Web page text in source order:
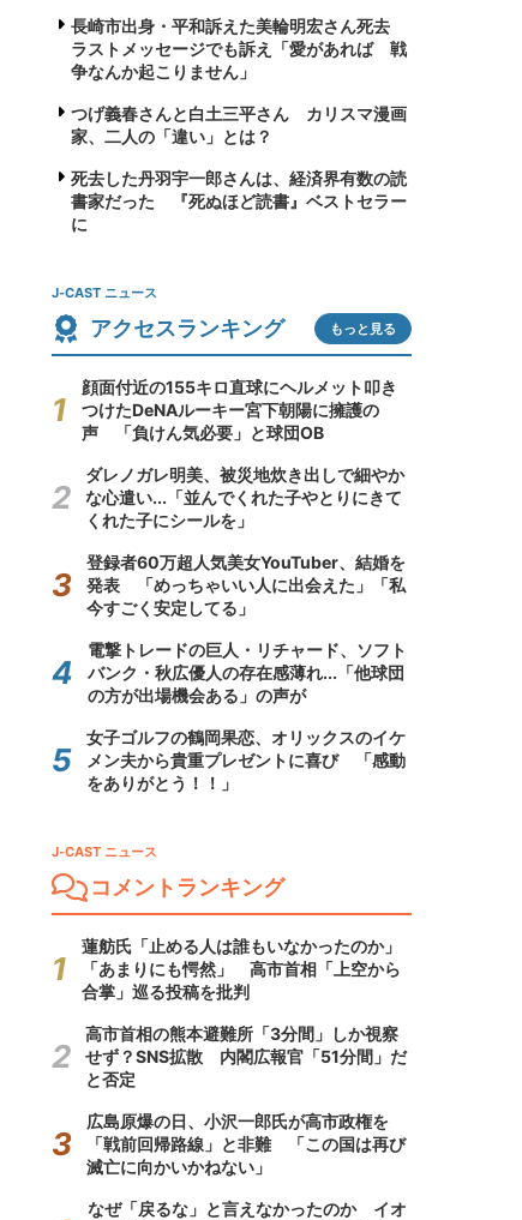
長崎市出身・平和訴えた美輪明宏さん死去
ラストメッセージでも訴え「愛があれば 戦
争なんか起こりません」
つげ義春さんと白土三平さん カリスマ漫画
家、二人の「違い」とは？
死去した丹羽宇一郎さんは、経済界有数の読
書家だった 『死ぬほど読書』ベストセラー
に
J-CAST ニュース
アクセスランキング もっと見る
顔面付近の155キロ直球にヘルメット叩き
つけたDeNAルーキー宮下朝陽に擁護の
声 「負けん気必要」と球団OB
ダレノガレ明美、被災地炊き出しで細やか
な心遣い...「並んでくれた子やとりにきて
くれた子にシールを」
登録者60万超人気美女YouTuber、結婚を
発表 「めっちゃいい人に出会えた」「私
今すごく安定してる」
電撃トレードの巨人・リチャード、ソフト
バンク・秋広優人の存在感薄れ...「他球団
の方が出場機会ある」の声が
女子ゴルフの鶴岡果恋、オリックスのイケ
メン夫から貴重プレゼントに喜び 「感動
をありがとう！！」
J-CAST ニュース
コメントランキング
蓮舫氏「止める人は誰もいなかったのか」
「あまりにも愕然」 高市首相「上空から
合掌」巡る投稿を批判
高市首相の熊本避難所「3分間」しか視察
せず？SNS拡散 内閣広報官「51分間」だ
と否定
広島原爆の日、小沢一郎氏が高市政権を
「戦前回帰路線」と非難 「この国は再び
滅亡に向かいかねない」
なぜ「戻るな」と言えなかったのか イオ